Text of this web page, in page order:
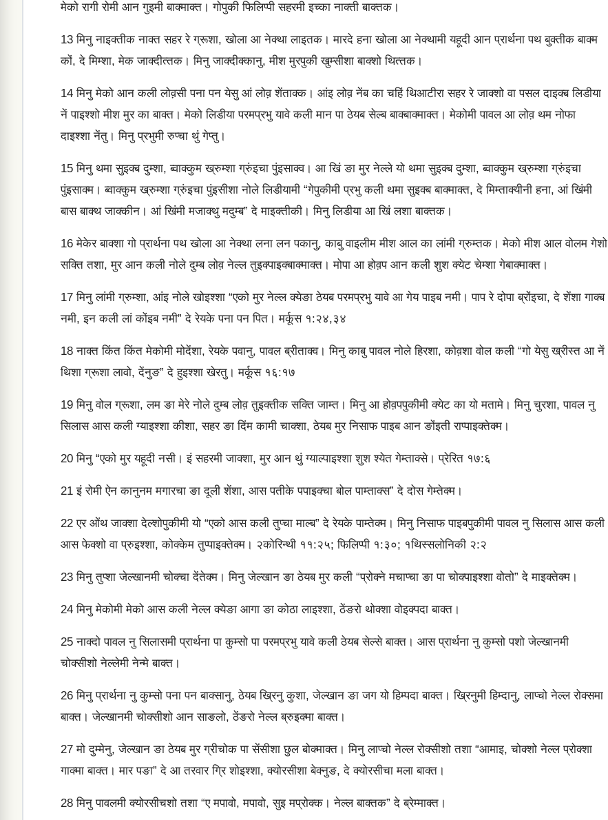
मेको रागी रोमी आन गुइमी बाक्‍माक्‍त। गोपुकी फिलिप्‍पी सहरमी इच्‍का नाक्‍ती बाक्‍तक।
13 मिनु नाइक्‍तीक नाक्‍त सहर रे ग्रूशा, खोला आ नेक्‍था लाइतक। मारदे हना खोला आ नेक्‍थामी यहूदी आन प्रार्थना पथ बुक्‍तीक बाक्‍म
कों, दे मिम्‍शा, मेक जाक्‍दीत्‍तक। मिनु जाक्‍दीक्‍कानु, मीश मुरपुकी खुम्‍सीशा बाक्‍शो थित्‍तक।
14 मिनु मेको आन कली लोव़सी पना पन येसु आं लोव़ शेंताक्‍क। आंइ लोव़ नेंब का चहिं थिआटीरा सहर रे जाक्‍शो वा पसल दाइक्‍ब लिडीया
नें पाइश्‍शो मीश मुर का बाक्‍त। मेको लिडीया परमप्रभु यावे कली मान पा ठेयब सेल्‍ब बाक्‍बाक्‍माक्‍त। मेकोमी पावल आ लोव़ थम नोफा
दाइश्‍शा नेंतु। मिनु प्रभुमी रुप्‍चा थुं गेप्‍तु।
15 मिनु थमा सुइक्‍ब दुम्‍शा, ब्‍वाक्‍कुम ख्रुम्‍शा ग्रुंइचा पुंइसाक्‍व। आ खिं ङा मुर नेल्‍ले यो थमा सुइक्‍ब दुम्‍शा, ब्‍वाक्‍कुम ख्रुम्‍शा ग्रुंइचा
पुंइसाक्‍म। ब्‍वाक्‍कुम ख्रुम्‍शा ग्रुंइचा पुंइसीशा नोले लिडीयामी “गेपुकीमी प्रभु कली थमा सुइक्‍ब बाक्‍माक्‍त, दे मिम्‍ताक्‍यीनी हना, आं खिंमी
बास बाक्‍थ जाक्‍कीन। आं खिंमी मजाक्‍थु मदुम्‍ब” दे माइक्‍तीकी। मिनु लिडीया आ खिं लशा बाक्‍तक।
16 मेकेर बाक्‍शा गो प्रार्थना पथ खोला आ नेक्‍था लना लन पकानु, काबु वाइलीम मीश आल का लांमी ग्रुम्‍तक। मेको मीश आल वोलम गेशो
सक्ति तशा, मुर आन कली नोले दुम्‍ब लोव़ नेल्‍ल तुइक्‍पाइक्‍बाक्‍माक्‍त। मोपा आ होव़प आन कली शुश क्‍येट चेम्‍शा गेबाक्‍माक्‍त।
17 मिनु लांमी ग्रुम्‍शा, आंइ नोले खोइश्‍शा “एको मुर नेल्‍ल क्‍येङा ठेयब परमप्रभु यावे आ गेय पाइब नमी। पाप रे दोपा ब्रोंइचा, दे शेंशा गाक्‍ब
नमी, इन कली लां कोंइब नमी” दे रेयके पना पन पित। मर्कूस १:२४,३४
18 नाक्‍त किंत किंत मेकोमी मोदेंशा, रेयके पवानु, पावल ब्रीताक्‍व। मिनु काबु पावल नोले हिरशा, कोव़शा वोल कली “गो येसु ख्रीस्‍त आ नें
थिशा ग्रूशा लावो, देंनुङ” दे हुइश्‍शा खेरतु। मर्कूस १६:१७
19 मिनु वोल ग्रूशा, लम ङा मेरे नोले दुम्‍ब लोव़ तुइक्‍तीक सक्ति जाम्‍त। मिनु आ होव़पपुकीमी क्‍येट का यो मतामे। मिनु चुरशा, पावल नु
सिलास आस कली ग्‍याइश्‍शा कीशा, सहर ङा दिंम कामी चाक्‍शा, ठेयब मुर निसाफ पाइब आन ङोंइती राप्‍पाइक्‍तेक्‍म।
20 मिनु “एको मुर यहूदी नसी। इं सहरमी जाक्‍शा, मुर आन थुं ग्‍याल्‍पाइश्‍शा शुश श्‍येत गेम्‍ताक्‍से। प्रेरित १७:६
21 इं रोमी ऐन कानुनम मगारचा ङा दूली शेंशा, आस पतीके पपाइक्‍चा बोल पाम्‍ताक्‍स” दे दोस गेम्‍तेक्‍म।
22 एर ओंथ जाक्‍शा देल्‍शोपुकीमी यो “एको आस कली तुप्‍चा माल्‍ब” दे रेयके पाम्‍तेक्‍म। मिनु निसाफ पाइबपुकीमी पावल नु सिलास आस कली
आस फेक्‍शो वा प्रुइश्‍शा, कोक्‍केम तुप्‍पाइक्‍तेक्‍म। २कोरिन्‍थी ११:२५; फिलिप्‍पी १:३०; १थिस्‍सलोनिकी २:२
23 मिनु तुप्‍शा जेल्‍खानमी चोक्‍चा देंतेक्‍म। मिनु जेल्‍खान ङा ठेयब मुर कली “प्रोक्‍ने मचाप्‍चा ङा पा चोक्‍पाइश्‍शा वोतो” दे माइक्‍तेक्‍म।
24 मिनु मेकोमी मेको आस कली नेल्‍ल क्‍येङा आगा ङा कोठा लाइश्‍शा, ठेंङरो थोक्‍शा वोइक्‍पदा बाक्‍त।
25 नाक्‍दो पावल नु सिलासमी प्रार्थना पा कुम्‍सो पा परमप्रभु यावे कली ठेयब सेल्‍से बाक्‍त। आस प्रार्थना नु कुम्‍सो पशो जेल्‍खानमी
चोक्‍सीशो नेल्‍लेमी नेन्‍मे बाक्‍त।
26 मिनु प्रार्थना नु कुम्‍सो पना पन बाक्‍सानु, ठेयब ख्रिनु कुशा, जेल्‍खान ङा जग यो हिम्‍पदा बाक्‍त। ख्रिनुमी हिम्‍दानु, लाप्‍चो नेल्‍ल रोक्‍समा
बाक्‍त। जेल्‍खानमी चोक्‍सीशो आन साङलो, ठेंङरो नेल्‍ल ब्रुइक्‍मा बाक्‍त।
27 मो दुम्‍मेनु, जेल्‍खान ङा ठेयब मुर ग्री‍चोक पा सेंसीशा छुल बोक्‍माक्‍त। मिनु लाप्‍चो नेल्‍ल रोक्‍सीशो तशा “आमाइ, चोक्‍शो नेल्‍ल प्रोक्‍शा
गाक्‍मा बाक्‍त। मार पङा” दे आ तरवार ग्रि शोइश्‍शा, क्‍योरसीशा बेक्‍नुङ, दे क्‍योरसीचा मला बाक्‍त।
28 मिनु पावलमी क्‍योरसीचशो तशा “ए मपावो, मपावो, सुइ मप्रोक्‍क। नेल्‍ल बाक्‍तक” दे ब्रेम्‍माक्‍त।